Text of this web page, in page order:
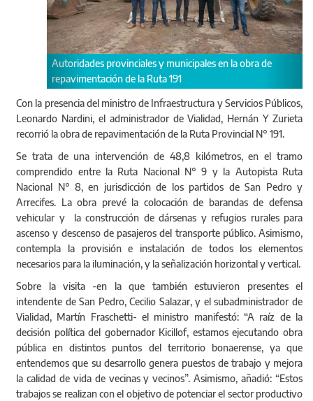
y municipales en la obra de
de la Ruta 191
Junto al ministro Nardini, Y
Con la presencia del ministro de Infraestructura y Servicios Públicos,
Leonardo Nardini, el administrador de Vialidad, Hernán Y Zurieta
recorrió la obra de repavimentación de la Ruta Provincial N° 191.
Se trata de una intervención de 48,8 kilómetros, en el tramo
comprendido entre la Ruta Nacional N° 9 y la Autopista Ruta
Nacional N° 8, en jurisdicción de los partidos de San Pedro y
Arrecifes. La obra prevé la colocación de barandas de defensa
vehicular y la construcción de dársenas y refugios rurales para
ascenso y descenso de pasajeros del transporte público. Asimismo,
contempla la provisión e instalación de todos los elementos
necesarios para la iluminación, y la señalización horizontal y vertical.
Sobre la visita -en la que también estuvieron presentes el
intendente de San Pedro, Cecilio Salazar, y el subadministrador de
Vialidad, Martín Fraschetti- el ministro manifestó: “A raíz de la
decisión política del gobernador Kicillof, estamos ejecutando obra
pública en distintos puntos del territorio bonaerense, ya que
entendemos que su desarrollo genera puestos de trabajo y mejora
la calidad de vida de vecinas y vecinos”. Asimismo, añadió: “Estos
trabajos se realizan con el objetivo de potenciar el sector productivo